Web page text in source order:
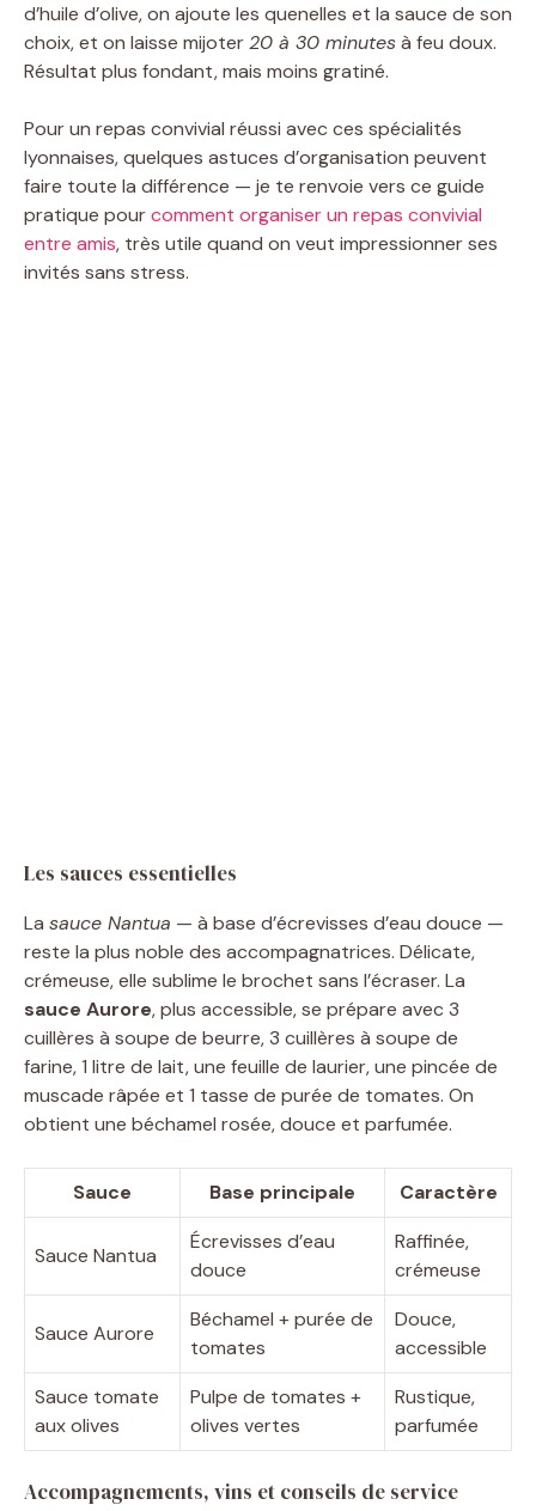
d’huile d’olive, on ajoute les quenelles et la sauce de son
choix, et on laisse mijoter20 à 30 minutesà feu doux.
Résultat plus fondant, mais moins gratiné.
Pour un repas convivial réussi avec ces spécialités
lyonnaises, quelques astuces d’organisation peuvent
faire toute la différence — je te renvoie vers ce guide
pratique pourcomment organiser un repas convivial
entre amis, très utile quand on veut impressionner ses
invités sans stress.
Les sauces essentielles
La sauce Nantua — à base d’écrevisses d’eau douce —
reste la plus noble des accompagnatrices. Délicate,
crémeuse, elle sublime le brochet sans l’écraser. La
sauce Aurore, plus accessible, se prépare avec 3
cuillères à soupe de beurre, 3 cuillères à soupe de
farine, 1 litre de lait, une feuille de laurier, une pincée de
muscade râpée et 1 tasse de purée de tomates. On
obtient une béchamel rosée, douce et parfumée.
Sauce Base principale Caractère
Sauce Nantua
Écrevisses d’eau
douce
Raffinée,
crémeuse
Sauce Aurore
Béchamel + purée de
tomates
Douce,
accessible
Sauce tomate
aux olives
Pulpe de tomates +
olives vertes
Rustique,
parfumée
Accompagnements, vins et conseils de service